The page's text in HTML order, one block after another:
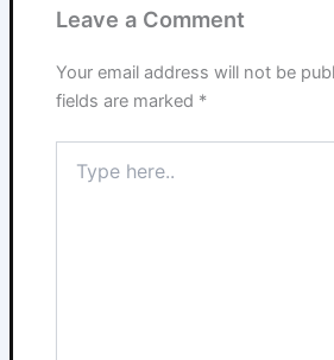
Leave a Comment
Your email address will not be
fields are marked *
here..